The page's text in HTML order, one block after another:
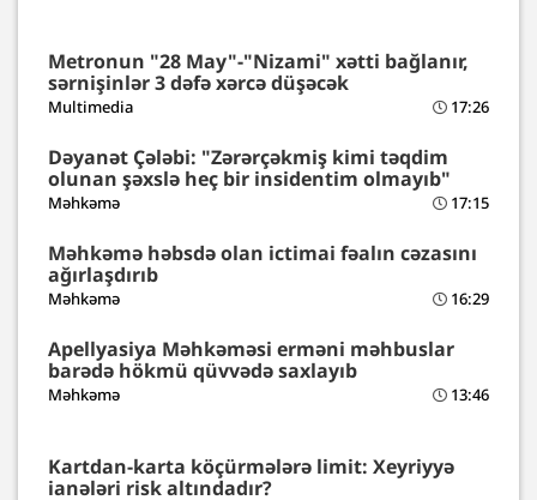
Metronun "28 May"-"Nizami" xətti bağlanır,
sərnişinlər 3 dəfə xərcə düşəcək
Multimedia 17:26
Dəyanət Çələbi: "Zərərçəkmiş kimi təqdim
olunan şəxslə heç bir insidentim olmayıb"
Məhkəmə 17:15
Məhkəmə həbsdə olan ictimai fəalın cəzasını
ağırlaşdırıb
Məhkəmə 16:29
Apellyasiya Məhkəməsi erməni məhbuslar
barədə hökmü qüvvədə saxlayıb
Məhkəmə 13:46
Kartdan-karta köçürmələrə limit: Xeyriyyə
ianələri risk altındadır?